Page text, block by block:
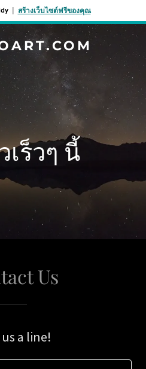
| สร้างเว็บไซต์ฟรีของคุณ
เร็วๆ นี้
Us
a line!